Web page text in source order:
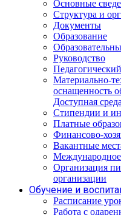
Основные
Структура и
Документы
Образование
Руководство
Материально-
оснащенность
Доступная среда
Стипендии и
Платные
Финансово-
Вакантные
Международное
Организация
организации
Обучение и
Расписание
Работа с